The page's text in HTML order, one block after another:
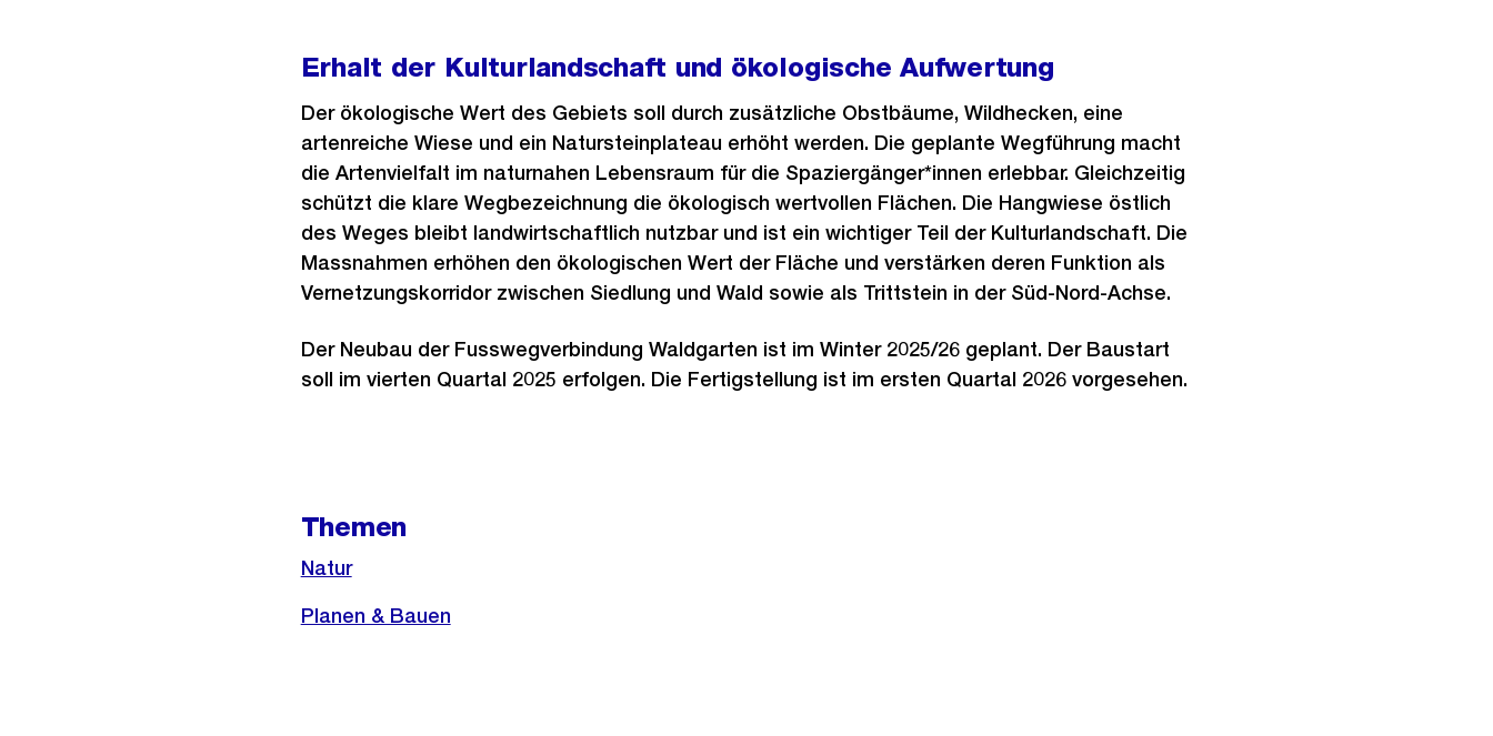
Erhalt der Kulturlandschaft und ökologische Aufwertung
Der ökologische Wert des Gebiets soll durch zusätzliche Obstbäume, Wildhecken, eine
artenreiche Wiese und ein Natursteinplateau erhöht werden. Die geplante Wegführung macht
die Artenvielfalt im naturnahen Lebensraum für die Spaziergänger*innen erlebbar. Gleichzeitig
schützt die klare Wegbezeichnung die ökologisch wertvollen Flächen. Die Hangwiese östlich
des Weges bleibt landwirtschaftlich nutzbar und ist ein wichtiger Teil der Kulturlandschaft. Die
Massnahmen erhöhen den ökologischen Wert der Fläche und verstärken deren Funktion als
Vernetzungskorridor zwischen Siedlung und Wald sowie als Trittstein in der Süd-Nord-Achse.
Der Neubau der Fusswegverbindung Waldgarten ist im Winter 2025/26 geplant. Der Baustart
soll im vierten Quartal 2025 erfolgen. Die Fertigstellung ist im ersten Quartal 2026 vorgesehen.
Themen
Natur
Planen & Bauen